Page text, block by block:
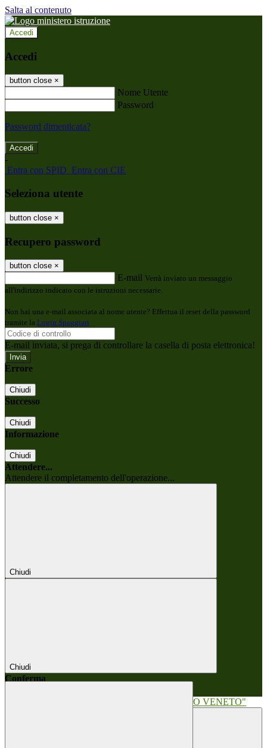
Salta al contenuto
Accedi
Accedi
button close ×
Nome Utente
Password
Password dimenticata?
-
Entra con SPID Entra con CIE
Seleziona utente
button close ×
Recupero password
button close ×
E-mail Verrà inviato un messaggio
all'indirizzo indicato con le istruzioni necessarie.
Non hai una e-mail associata al nome utente? Effettua il reset della password
tramite la Login Spaggiari
E-mail inviata, si prega di controllare la casella di posta elettronica!
Errore
Chiudi
Successo
Chiudi
Informazione
Chiudi
Attendere...
Attendere il completamento dell'operazione...
Chiudi
Chiudi
Conferma